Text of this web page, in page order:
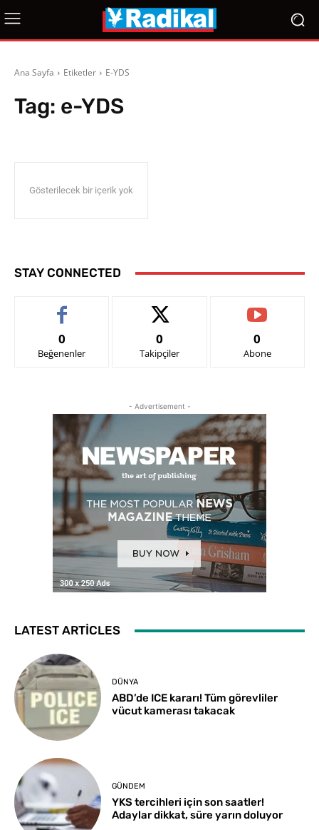
Ana Sayfa Etiketler E-YDS
Tag: e-YDS
Gösterilecek bir içerik yok
STAY CONNECTED
0
Beğenenler
0
Takipçiler
0
Abone
- Advertisement -
LATEST ARTICLES
DÜNYA
ABD’de ICE kararı! Tüm görevliler
vücut kamerası takacak
GÜNDEM
YKS tercihleri için son saatler!
Adaylar dikkat, süre yarın doluyor